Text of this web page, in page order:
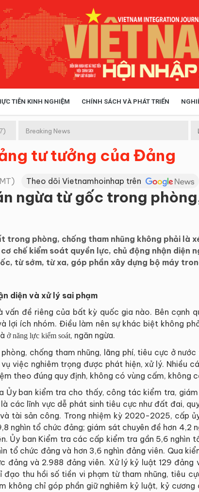
TIỄN KINH NGHIỆM CHÍNH SÁCH VÀ PHÁT TRIỂN
Breaking News
tư tưởng của Đảng
Theo dõi Vietnamhoinhap trên
ngừa từ gốc trong
trong phòng, chống tham nhũng không phải là
chế kiểm soát quyền lực, chủ động nhận diện
từ sớm, từ xa, góp phần xây dựng bộ máy
diện và xử lý sai phạm
vấn đề riêng của bất kỳ quốc gia nào. Bên cạnh
lợi ích nhóm. Điều làm nên sự khác biệt không
ở năng lực kiểm soát, ngăn ngừa.
chống tham nhũng, lãng phí, tiêu cực ở
việc nghiêm trọng được phát hiện, xử lý. Nhiều
theo đúng quy định, không có vùng cấm, không
Ủy ban kiểm tra cho thấy, công tác kiểm tra,
các lĩnh vực dễ phát sinh tiêu cực như đất đai,
tài sản công. Trong nhiệm kỳ 2020-2025, cấp
nghìn tổ chức đảng; giám sát chuyên đề hơn 4,2
Ủy ban Kiểm tra các cấp kiểm tra gần 5,6 nghìn
tổ chức đảng và hơn 3,6 nghìn đảng viên. Qua
đảng và 2.988 đảng viên. Xử lý kỷ luật 129 đảng
thu hồi số tiền vi phạm từ tham nhũng, tiêu
không chỉ góp phần giữ nghiêm kỷ luật, kỷ